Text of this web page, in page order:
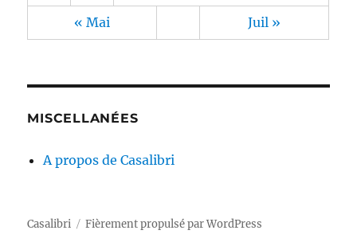
« Mai Juil »
MISCELLANÉES
A propos de Casalibri
Casalibri Fièrement propulsé par WordPress